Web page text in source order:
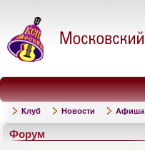
Клуб Новости Афиша
Форум